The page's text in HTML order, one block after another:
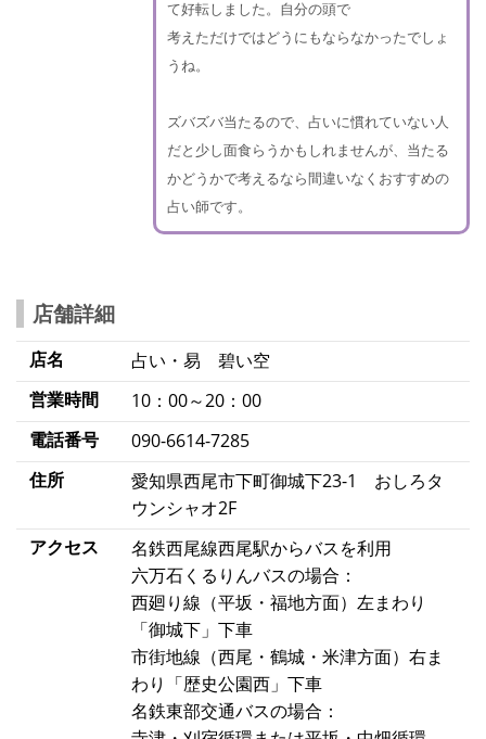
て好転しました。自分の頭で
考えただけではどうにもならなかったでしょ
うね。
ズバズバ当たるので、占いに慣れていない人
だと少し面食らうかもしれませんが、当たる
かどうかで考えるなら間違いなくおすすめの
占い師です。
店舗詳細
店名
占い・易 碧い空
営業時間
10：00～20：00
電話番号
090-6614-7285
住所
愛知県西尾市下町御城下23-1 おしろタ
ウンシャオ2F
アクセス
名鉄西尾線西尾駅からバスを利用
六万石くるりんバスの場合：
西廻り線（平坂・福地方面）左まわり
「御城下」下車
市街地線（西尾・鶴城・米津方面）右ま
わり「歴史公園西」下車
名鉄東部交通バスの場合：